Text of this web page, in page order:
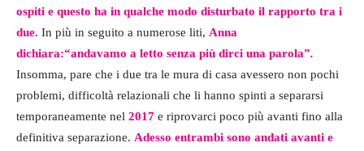
ospiti e questo ha in qualche modo disturbato il rapporto tra i
due. In più in seguito a numerose liti, Anna
dichiara:“andavamo a letto senza più dirci una parola”.
Insomma, pare che i due tra le mura di casa avessero non pochi
problemi, difficoltà relazionali che li hanno spinti a separarsi
temporaneamente nel 2017 e riprovarci poco più avanti fino alla
definitiva separazione. Adesso entrambi sono andati avanti e